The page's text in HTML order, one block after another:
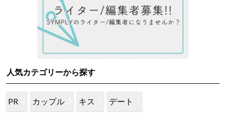
人気カテゴリーから探す
PR カップル キス デート